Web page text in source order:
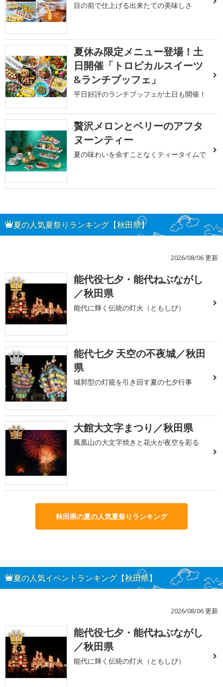
目の前で仕上げる出来たての美味しさ
夏休み限定メニュー登場！土
日開催「トロピカルスイーツ
&ランチブッフェ」
平日好評のランチブッフェが土日も開催！
贅沢メロンとベリーのアフタ
ヌーンティー
夏の味わいを余すことなくティータイムで
夏の人気夏祭りランキング【秋田県】
2026/08/06 更新
1
能代役七夕・能代ねぶながし
／秋田県
能代に輝く伝統の灯火（ともしび）
2
能代七夕 天空の不夜城／秋田
県
城郭型の灯籠を引き回す夏の七夕行事
3 大館大文字まつり／秋田県
鳳凰山の大文字焼きと花火が夜空を彩る
秋田県の夏の人気夏祭りランキング
夏の人気イベントランキング【秋田県】
2026/08/06 更新
1
能代役七夕・能代ねぶながし
／秋田県
能代に輝く伝統の灯火（ともしび）